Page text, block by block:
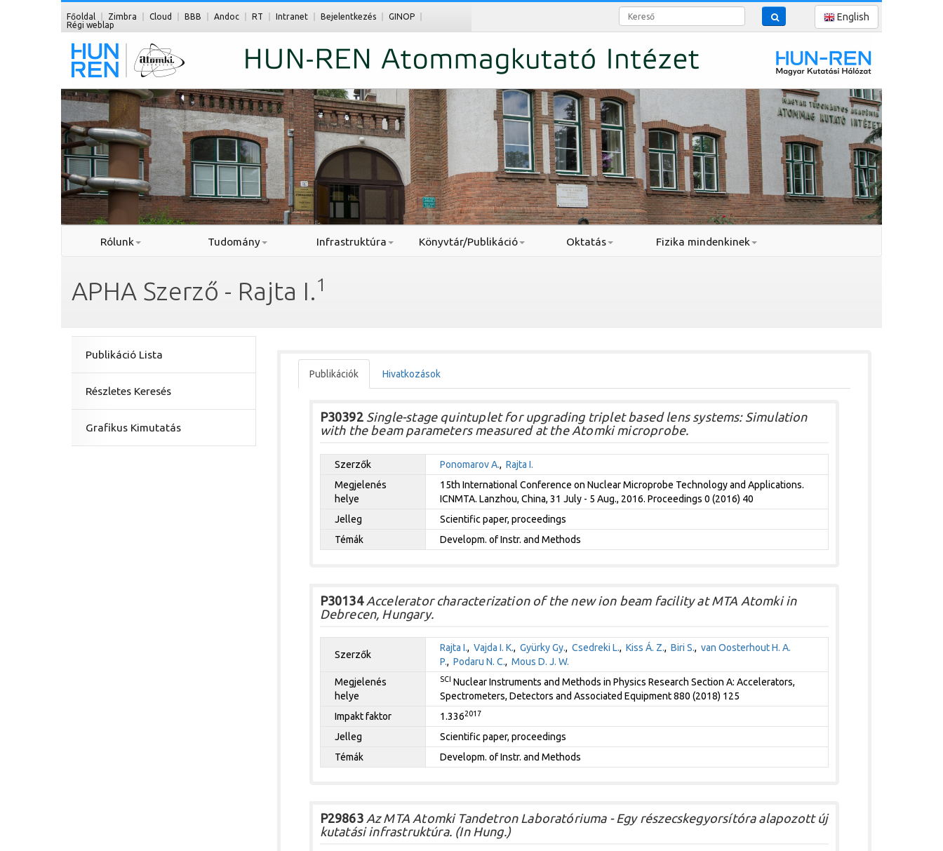
Főoldal Zimbra Cloud BBB Andoc RT Intranet Bejelentkezés
GINOP
Régi weblap
Kereső English
Rólunk Tudomány Infrastruktúra Könyvtár/Publikáció Oktatás Fizika mindenkinek
APHA Szerző - Rajta I.1
Publikáció Lista
Részletes Keresés
Grafikus Kimutatás
Publikációk Hivatkozások
P30392Single-stage quintuplet for upgrading triplet based lens systems: Simulation
with the beam parameters measured at the Atomki microprobe.
Szerzők Ponomarov A., Rajta I.
Megjelenés
helye
15th International Conference on Nuclear Microprobe Technology and Applications.
ICNMTA. Lanzhou, China, 31 July - 5 Aug., 2016. Proceedings 0 (2016) 40
Jelleg
Scientific paper, proceedings
Témák
Developm. of Instr. and Methods
P30134Accelerator characterization of the new ion beam facility at MTA Atomki in
Debrecen, Hungary.
Szerzők
Rajta I., Vajda I. K., Gyürky Gy., Csedreki L., Kiss Á. Z., Biri S., van Oosterhout H. A.
P., Podaru N. C., Mous D. J. W.
Megjelenés
helye
SCI Nuclear Instruments and Methods in Physics Research Section A: Accelerators,
Spectrometers, Detectors and Associated Equipment 880 (2018) 125
Impakt faktor
1.3362017
Jelleg
Scientific paper, proceedings
Témák
Developm. of Instr. and Methods
P29863Az MTA Atomki Tandetron Laboratóriuma - Egy részecskegyorsítóra alapozott új
kutatási infrastruktúra. (In Hung.)